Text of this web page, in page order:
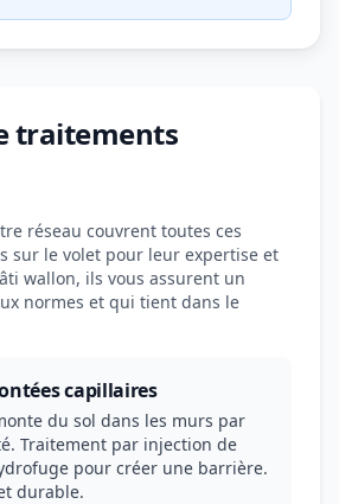
traitements
réseau couvrent toutes ces
sur le volet pour leur expertise et
wallon, ils vous assurent un
normes et qui tient dans le
capillaires
du sol dans les murs par
Traitement par injection de
pour créer une barrière.
durable.